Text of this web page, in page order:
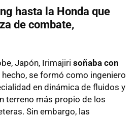
hasta la Honda que
de combate,
Japón, Irimajiri soñaba con
hecho, se formó como ingeniero
en dinámica de fluidos y
terreno más propio de los
Sin embargo, las